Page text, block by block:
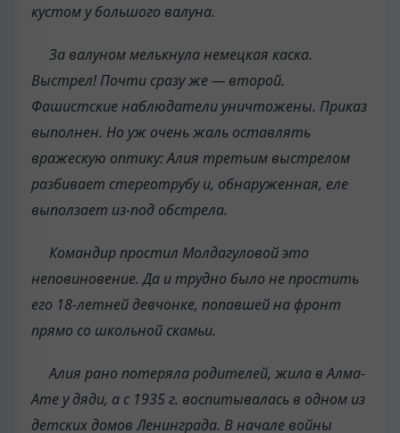
кустом у большого валуна.
За валуном мелькнула немецкая каска.
Выстрел! Почти сразу же — второй.
Фашистские наблюдатели уничтожены. Приказ
выполнен. Но уж очень жаль оставлять
вражескую оптику: Алия третьим выстрелом
разбивает стереотрубу и, обнаруженная, еле
выползает из-под обстрела.
Командир простил Молдагуловой это
неповиновение. Да и трудно было не простить
его 18-летней девчонке, попавшей на фронт
прямо со школьной скамьи.
Алия рано потеряла родителей, жила в Алма-
Ате у дяди, а с 1935 г. воспитывалась в одном из
детских домов Ленинграда. В начале войны